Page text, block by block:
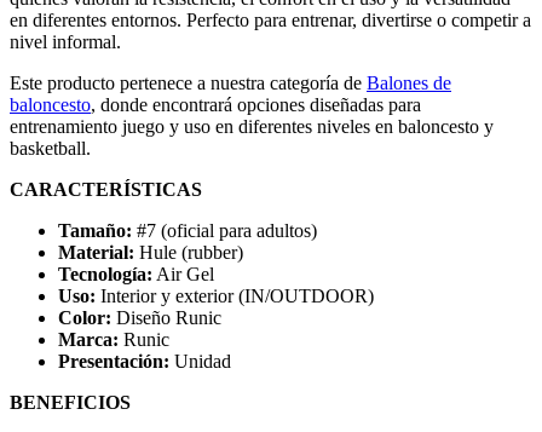
en diferentes entornos. Perfecto para entrenar, divertirse o competir a
nivel informal.
Este producto pertenece a nuestra categoría de Balones de
baloncesto, donde encontrará opciones diseñadas para
entrenamiento juego y uso en diferentes niveles en baloncesto y
basketball.
CARACTERÍSTICAS
Tamaño: #7 (oficial para adultos)
Material: Hule (rubber)
Tecnología: Air Gel
Uso: Interior y exterior (IN/OUTDOOR)
Color: Diseño Runic
Marca: Runic
Presentación: Unidad
BENEFICIOS